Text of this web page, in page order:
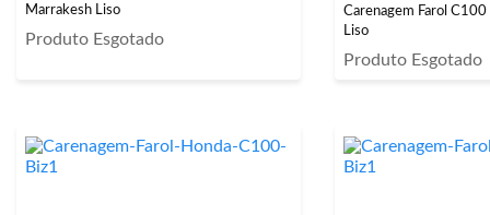
Marrakesh Liso
Produto Esgotado
Carenagem Farol
Liso
Produto Esgotado